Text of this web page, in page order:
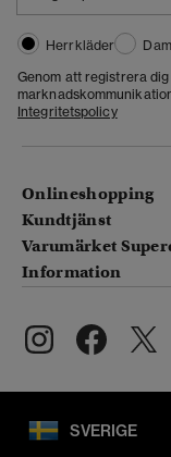
Herrkläder
Genom att registrera
Integritetspolicy
Onlineshopping
Kundtjänst
Varumärket
Information
SVERIGE